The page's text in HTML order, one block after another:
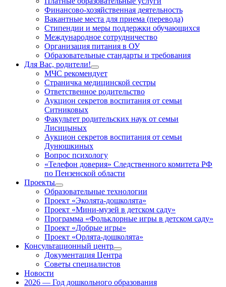
Финансово-хозяйственная деятельность
Вакантные места для приема (перевода)
Стипендии и меры поддержки обучающихся
Международное сотрудничество
Организация питания в ОУ
Образовательные стандарты и требования
Для Вас, родители!
Показать
подменю
МЧС рекомендует
Страничка медицинской сестры
Ответственное родительство
Аукцион секретов воспитания от семьи
Ситниковых
Факультет родительских наук от семьи
Лисицыных
Аукцион секретов воспитания от семьи
Дунюшкиных
Вопрос психологу
«Телефон доверия» Следственного комитета РФ
по Пензенской области
Проекты
Показать
подменю
Образовательные технологии
Проект «Эколята-дошколята»
Проект «Мини-музей в детском саду»
Программа «Фольклорные игры в детском саду»
Проект «Добрые игры»
Проект «Орлята-дошколята»
Консультационный центр
Показать
подменю
Документация Центра
Советы специалистов
Новости
2026 — Год дошкольного образования